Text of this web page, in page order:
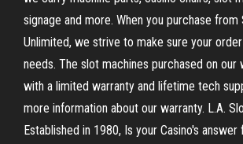
signage and more. When you purchase from
Unlimited, we strive to make sure your
needs. The slot machines purchased on
with a limited warranty and lifetime tech
more information about our warranty. L.A.
Established in 1980, Is your Casino's